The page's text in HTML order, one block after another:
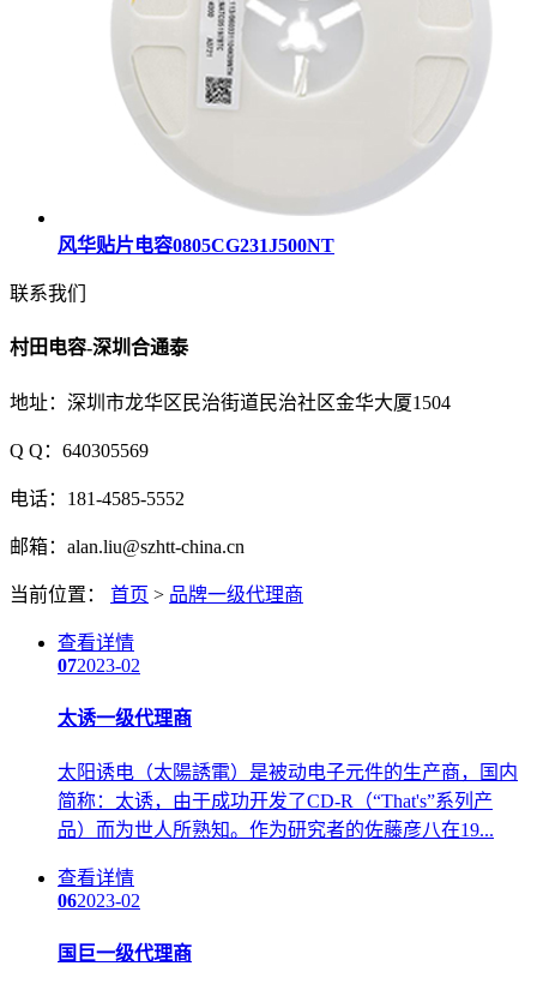
风华贴片电容0805CG231J500NT
联系我们
村田电容-深圳合通泰
地址：深圳市龙华区民治街道民治社区金华大厦1504
Q Q：640305569
电话：181-4585-5552
邮箱：alan.liu@szhtt-china.cn
当前位置： 首页 > 品牌一级代理商
查看详情
072023-02
太诱一级代理商
太阳诱电（太陽誘電）是被动电子元件的生产商，国内
简称：太诱，由于成功开发了CD-R（“That's”系列产
品）而为世人所熟知。作为研究者的佐藤彦八在19...
查看详情
062023-02
国巨一级代理商